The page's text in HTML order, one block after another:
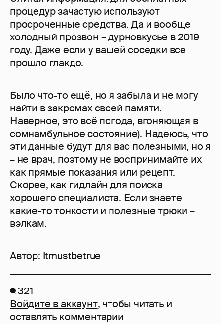
процедур зачастую используют
просроченные средства. Да и вообще
холодный прозвон – дурновкусье в 2019
году. Даже если у вашей соседки все
прошло глакдо.
Было что-то ещё, но я забыла и не могу
найти в закромах своей памяти.
Наверное, это всё погода, вгоняющая в
сомнамбульное состояние). Надеюсь, что
эти данные будут для вас полезными, но я
– не врач, поэтому не воспринимайте их
как прямые показания или рецепт.
Скорее, как гидлайн для поиска
хорошего специалиста. Если знаете
какие-то тонкости и полезные трюки –
вэлкам.
Автор: Itmustbetrue
321
Войдите в аккаунт, чтобы читать и
оставлять комментарии